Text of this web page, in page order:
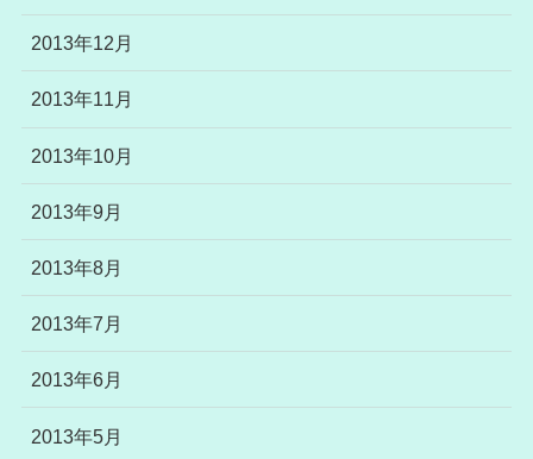
2013年12月
2013年11月
2013年10月
2013年9月
2013年8月
2013年7月
2013年6月
2013年5月